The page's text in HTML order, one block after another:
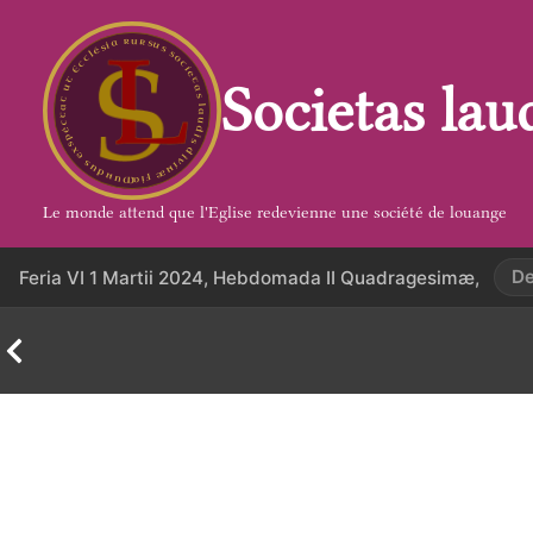
contenu
Societas
Le monde attend que l'Eglise redevienne une société de louange
Feria VI 1 Martii 2024, Hebdomada II Quadragesimæ,